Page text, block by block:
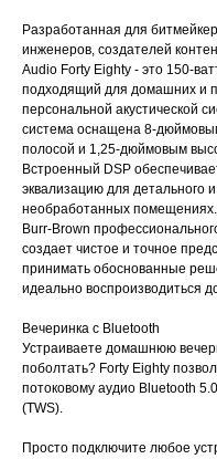
Разработанная для
инженеров, создателей
Audio Forty Eighty - это 150-
подходящий для домашних и
персональной акустической
система оснащена 8-
полосой и 1,25-дюймовым
Встроенный DSP
эквализацию для детального
необработанных
Burr-Brown
создает чистое и точное
принимать обоснованные
идеально воспроизводиться
Вечеринка с Bluetooth
Устраиваете домашнюю
поболтать? Forty Eighty
потоковому аудио Bluetooth
(TWS).
Просто подключите любое